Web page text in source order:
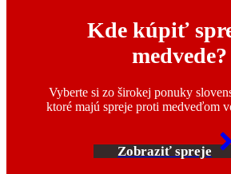
Kde kúpiť
medvede?
Vyberte si zo širokej ponuky
ktoré majú spreje proti medveďom
Zobraziť spreje